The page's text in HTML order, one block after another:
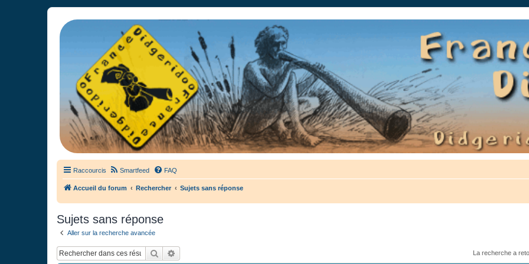
France Didgeridoo
Didgeridoo et Guimbarde sur France Didgeridoo - retrouvez la communauté.
Raccourcis Smartfeed FAQ
Accueil du forum Rechercher Sujets sans réponse
Sujets sans réponse
Aller sur la recherche avancée
Rechercher La recherche a